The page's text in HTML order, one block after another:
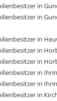
in
in
in
in
in
in
in
in